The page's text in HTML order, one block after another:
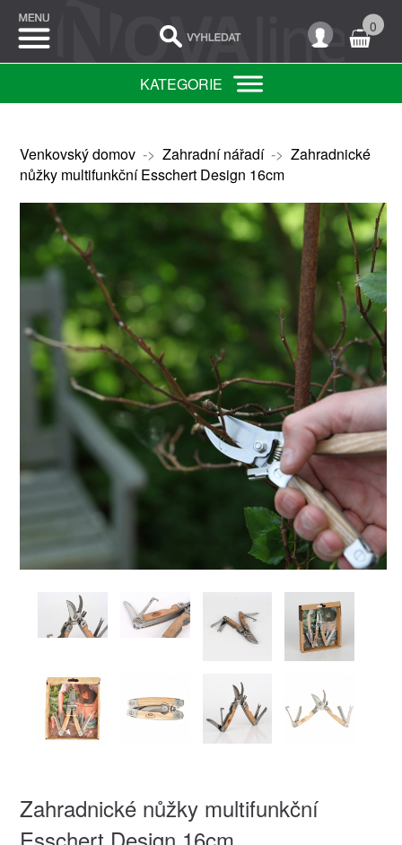
0
KATEGORIE
Venkovský domov-> Zahradní nářadí-> Zahradnické
nůžky multifunkční Esschert Design 16cm
Zahradnické nůžky multifunkční